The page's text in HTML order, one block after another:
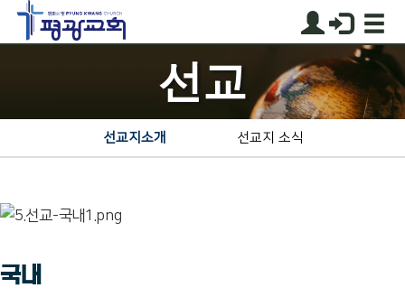
선교
선교지소개 선교지 소식
국내